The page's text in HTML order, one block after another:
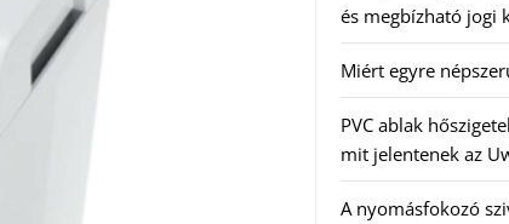
és megbízható jogi
Miért egyre
PVC ablak
mit jelentenek az
A nyomásfokozó